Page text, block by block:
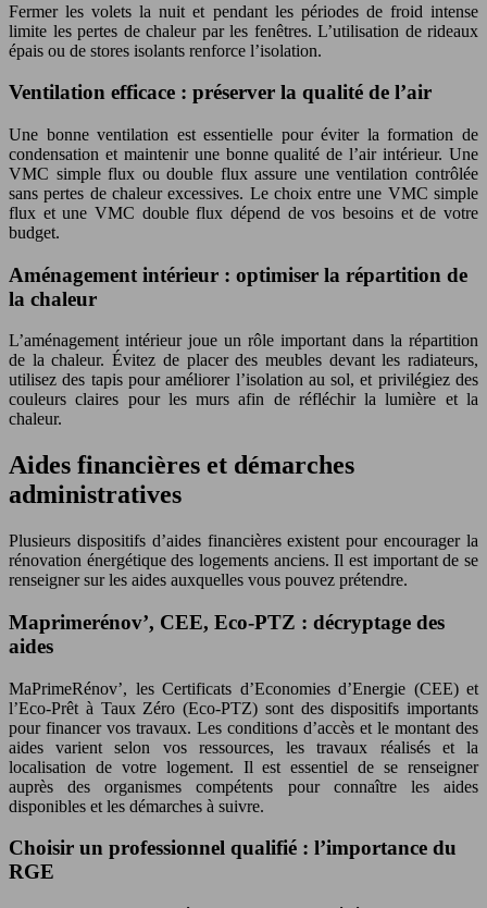
Fermer les volets la nuit et pendant les périodes de froid intense
limite les pertes de chaleur par les fenêtres. L’utilisation de rideaux
épais ou de stores isolants renforce l’isolation.
Ventilation efficace : préserver la qualité de l’air
Une bonne ventilation est essentielle pour éviter la formation de
condensation et maintenir une bonne qualité de l’air intérieur. Une
VMC simple flux ou double flux assure une ventilation contrôlée
sans pertes de chaleur excessives. Le choix entre une VMC simple
flux et une VMC double flux dépend de vos besoins et de votre
budget.
Aménagement intérieur : optimiser la répartition de
la chaleur
L’aménagement intérieur joue un rôle important dans la répartition
de la chaleur. Évitez de placer des meubles devant les radiateurs,
utilisez des tapis pour améliorer l’isolation au sol, et privilégiez des
couleurs claires pour les murs afin de réfléchir la lumière et la
chaleur.
Aides financières et démarches
administratives
Plusieurs dispositifs d’aides financières existent pour encourager la
rénovation énergétique des logements anciens. Il est important de se
renseigner sur les aides auxquelles vous pouvez prétendre.
Maprimerénov’, CEE, Eco-PTZ : décryptage des
aides
MaPrimeRénov’, les Certificats d’Economies d’Energie (CEE) et
l’Eco-Prêt à Taux Zéro (Eco-PTZ) sont des dispositifs importants
pour financer vos travaux. Les conditions d’accès et le montant des
aides varient selon vos ressources, les travaux réalisés et la
localisation de votre logement. Il est essentiel de se renseigner
auprès des organismes compétents pour connaître les aides
disponibles et les démarches à suivre.
Choisir un professionnel qualifié : l’importance du
RGE